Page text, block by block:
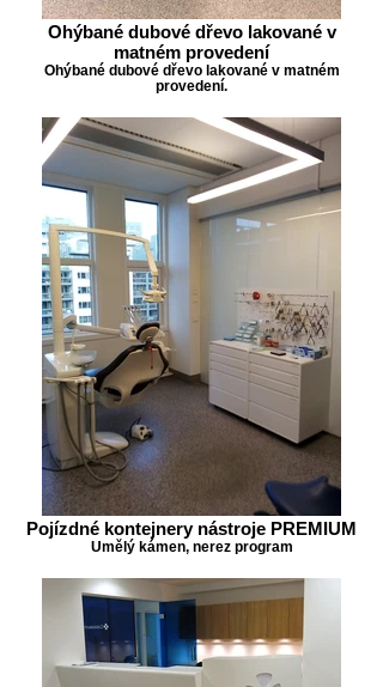
Ohýbané dubové dřevo lakované v
matném provedení
Ohýbané dubové dřevo lakované v matném
provedení.
Pojízdné kontejnery nástroje PREMIUM
Umělý kámen, nerez program